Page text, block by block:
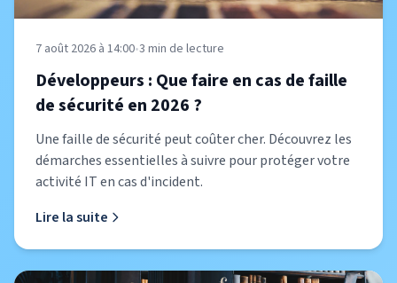
7 août 2026 à 14:00•3 min de lecture
Développeurs : Que faire en cas de faille
de sécurité en 2026 ?
Une faille de sécurité peut coûter cher. Découvrez les
démarches essentielles à suivre pour protéger votre
activité IT en cas d'incident.
Lire la suite